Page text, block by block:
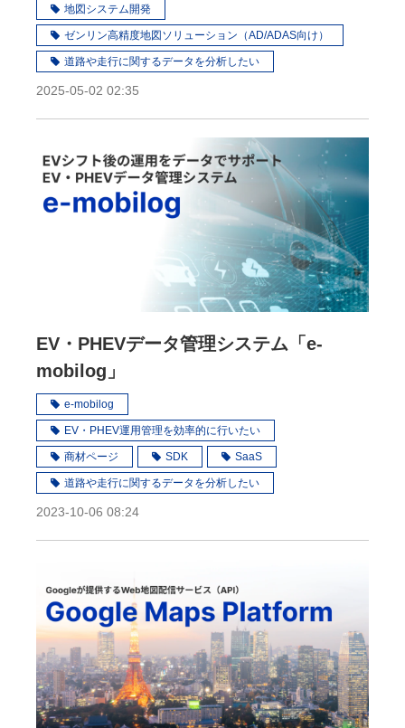
地図システム開発
ゼンリン高精度地図ソリューション（AD/ADAS向け）
道路や走行に関するデータを分析したい
2025-05-02 02:35
EV・PHEVデータ管理システム「e-
mobilog」
e-mobilog
EV・PHEV運用管理を効率的に行いたい
商材ページ SDK SaaS
道路や走行に関するデータを分析したい
2023-10-06 08:24